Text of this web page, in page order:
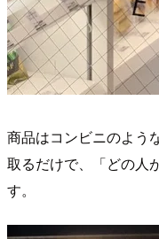
商品はコンビニのよう
取るだけで、「どの人
す。